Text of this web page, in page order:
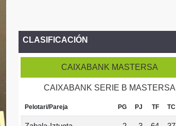
CLASIFICACIÓN
CAIXABANK MASTERSA
CAIXABANK SERIE B MASTERSA
Pelotari/Pareja PG PJ TF TC